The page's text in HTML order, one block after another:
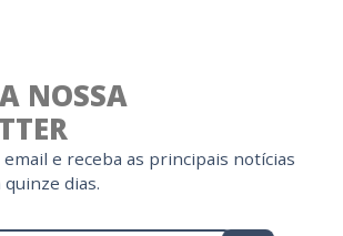
NOSSA
email e receba as principais notícias
dias.